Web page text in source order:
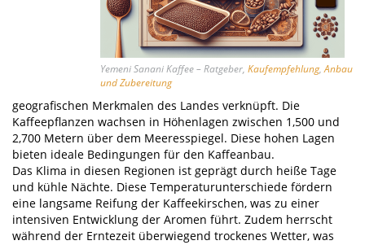
Yemeni Sanani Kaffee – Ratgeber, Kaufempfehlung,Anbau
und Zubereitung
geografischen Merkmalen des Landes verknüpft. Die
Kaffeepflanzen wachsen in Höhenlagen zwischen 1,500 und
2,700 Metern über dem Meeresspiegel. Diese hohen Lagen
bieten ideale Bedingungen für den Kaffeanbau.
Das Klima in diesen Regionen ist geprägt durch heiße Tage
und kühle Nächte. Diese Temperaturunterschiede fördern
eine langsame Reifung der Kaffeekirschen, was zu einer
intensiven Entwicklung der Aromen führt. Zudem herrscht
während der Erntezeit überwiegend trockenes Wetter, was